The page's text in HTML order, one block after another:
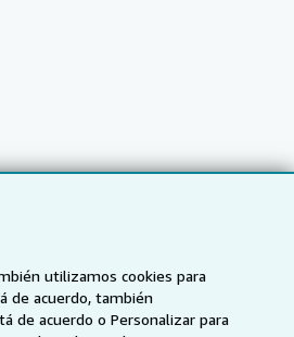
utilizamos cookies para
de acuerdo, también
de acuerdo o Personalizar para